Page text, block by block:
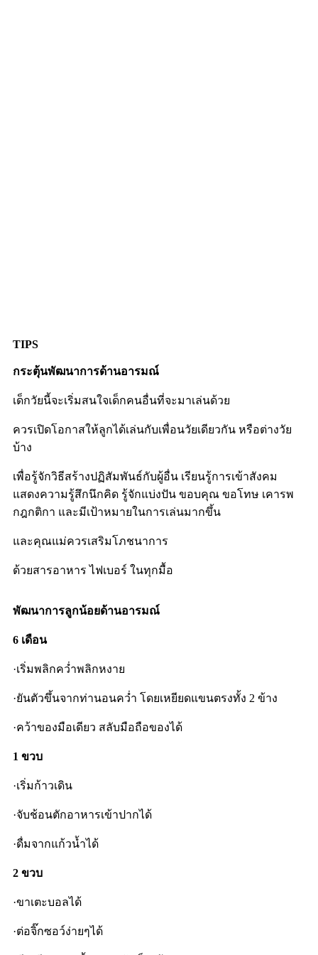
TIPS
กระตุ้นพัฒนาการด้านอารมณ์
เด็กวัยนี้จะเริ่มสนใจเด็กคนอื่นที่จะมาเล่นด้วย
ควรเปิดโอกาสให้ลูกได้เล่นกับเพื่อนวัยเดียวกัน หรือต่างวัย
บ้าง
เพื่อรู้จักวิธีสร้างปฏิสัมพันธ์กับผู้อื่น เรียนรู้การเข้าสังคม
แสดงความรู้สึกนึกคิด รู้จักแบ่งปัน ขอบคุณ ขอโทษ เคารพ
กฎกติกา และมีเป้าหมายในการเล่นมากขึ้น
และคุณแม่ควรเสริมโภชนาการ
ด้วยสารอาหาร ไฟเบอร์ ในทุกมื้อ
พัฒนาการลูกน้อยด้านอารมณ์
6 เดือน
·เริ่มพลิกคว่ำพลิกหงาย
·ยันตัวขึ้นจากท่านอนคว่ำ โดยเหยียดแขนตรงทั้ง 2 ข้าง
·คว้าของมือเดียว สลับมือถือของได้
1 ขวบ
·เริ่มก้าวเดิน
·จับช้อนตักอาหารเข้าปากได้
·ดื่มจากแก้วน้ำได้
2 ขวบ
·ขาเตะบอลได้
·ต่อจิ๊กซอว์ง่ายๆได้